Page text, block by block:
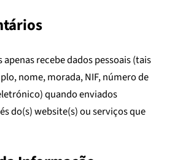
apenas recebe dados pessoais (tais
nome, morada, NIF, número de
quando enviados
do(s) website(s) ou serviços que